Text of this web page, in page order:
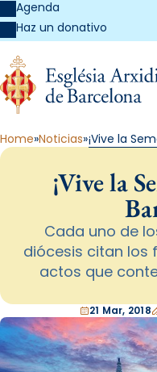
Agenda
Haz un donativo
Home Noticias ¡Vive la
¡Vive la
Cada uno de
diócesis citan los
actos que
21 Mar, 2018